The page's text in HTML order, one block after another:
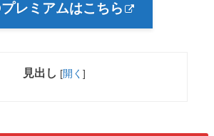
レミアムはこちら
見出し [開く ]